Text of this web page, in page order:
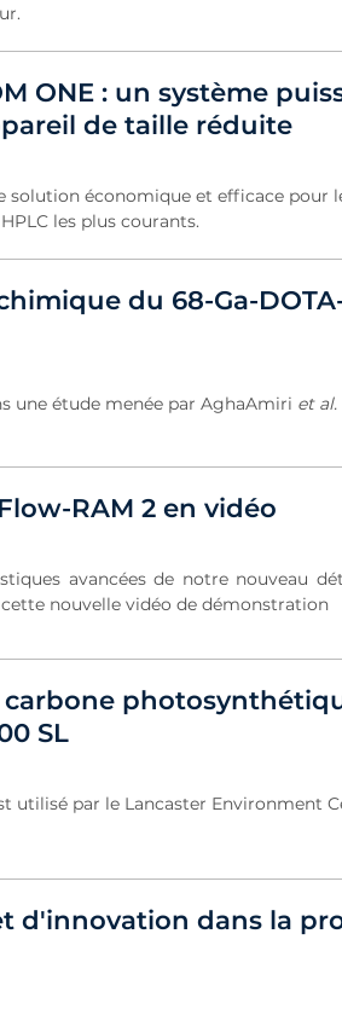
ONE : un système
de taille réduite
solution économique et efficace pour
les plus courants.
du 68-Ga-
une étude menée par AghaAmiri et al.
RAM 2 en vidéo
avancées de notre nouveau
nouvelle vidéo de démonstration
SL
utilisé par le Lancaster Environment
d'innovation dans la